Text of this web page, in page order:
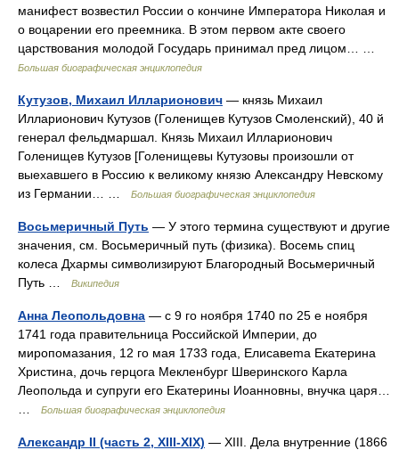
манифест возвестил России о кончине Императора Николая и
о воцарении его преемника. В этом первом акте своего
царствования молодой Государь принимал пред лицом… …
Большая биографическая энциклопедия
Кутузов, Михаил Илларионович — князь Михаил
Илларионович Кутузов (Голенищев Кутузов Смоленский), 40 й
генерал фельдмаршал. Князь Михаил Илларионович
Голенищев Кутузов [Голенищевы Кутузовы произошли от
выехавшего в Россию к великому князю Александру Невскому
из Германии… …
Большая биографическая энциклопедия
Восьмеричный Путь — У этого термина существуют и другие
значения, см. Восьмеричный путь (физика). Восемь спиц
колеса Дхармы символизируют Благородный Восьмеричный
Путь …
Википедия
Анна Леопольдовна — с 9 го ноября 1740 по 25 е ноября
1741 года правительница Российской Империи, до
миропомазания, 12 го мая 1733 года, Елиcaвema Екатерина
Христина, дочь герцога Мекленбург Шверинского Карла
Леопольда и супруги его Екатерины Иоанновны, внучка царя…
Большая биографическая энциклопедия
Александр II (часть 2, XIII-XIX) — XIII. Дела внутренние (1866